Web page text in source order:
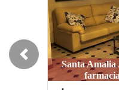
Santa Amalia /
farmacia
Previous